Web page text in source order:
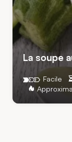
La soupe
Facile